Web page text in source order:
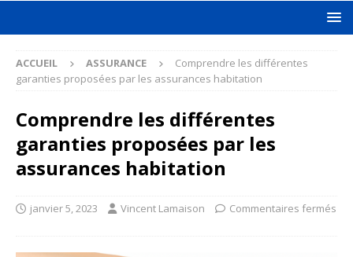
ACCUEIL ASSURANCE
Comprendre les différentes
garanties proposées par les assurances habitation
Comprendre les différentes
garanties proposées par les
assurances habitation
janvier 5, 2023 Vincent Lamaison Commentaires fermés